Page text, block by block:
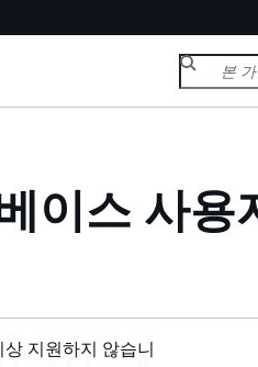
이스 사용
지원하지 않습니